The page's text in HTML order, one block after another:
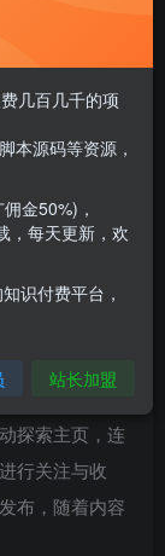
过创新视频与
收益可观!将这
探索主页，连
行关注与收
布，随着内容
几百几千的项
本源码等资源，
金50%)，
，每天更新，欢
识付费平台，
站长加盟